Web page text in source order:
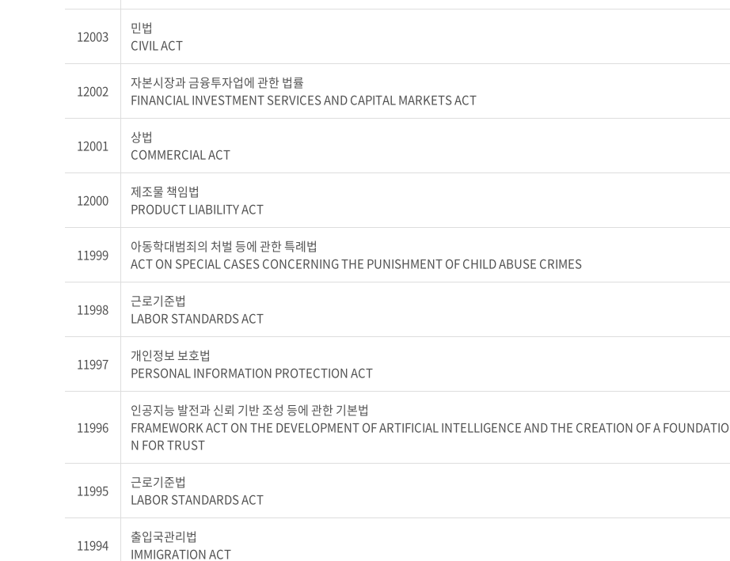
12003
민법
CIVIL ACT
12002
자본시장과 금융투자업에 관한 법률
FINANCIAL INVESTMENT SERVICES AND CAPITAL MARKETS ACT
12001
상법
COMMERCIAL ACT
12000
제조물 책임법
PRODUCT LIABILITY ACT
11999
아동학대범죄의 처벌 등에 관한 특례법
ACT ON SPECIAL CASES CONCERNING THE PUNISHMENT OF CHILD ABUSE CRIMES
11998
근로기준법
LABOR STANDARDS ACT
11997
개인정보 보호법
PERSONAL INFORMATION PROTECTION ACT
11996
인공지능 발전과 신뢰 기반 조성 등에 관한 기본법
FRAMEWORK ACT ON THE DEVELOPMENT OF ARTIFICIAL INTELLIGENCE AND THE CREATION OF A FOUNDATIO
N FOR TRUST
11995
근로기준법
LABOR STANDARDS ACT
11994
출입국관리법
IMMIGRATION ACT